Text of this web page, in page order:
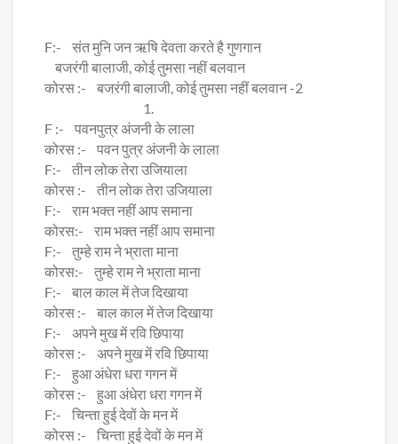
F:- संत मुनि जन ऋषि देवता करते है गुणगान
बजरंगी बालाजी, कोई तुमसा नहीं बलवान
कोरस :- बजरंगी बालाजी, कोई तुमसा नहीं बलवान -2
1.
F :- पवनपुत्र अंजनी के लाला
कोरस :- पवन पुत्र अंजनी के लाला
F:- तीन लोक तेरा उजियाला
कोरस :- तीन लोक तेरा उजियाला
F:- राम भक्त नहीं आप समाना
कोरस:- राम भक्त नहीं आप समाना
F:- तुम्हे राम ने भ्राता माना
कोरस:- तुम्हे राम ने भ्राता माना
F:- बाल काल में तेज दिखाया
कोरस :- बाल काल में तेज दिखाया
F:- अपने मुख में रवि छिपाया
कोरस :- अपने मुख में रवि छिपाया
F:- हुआ अंधेरा धरा गगन में
कोरस :- हुआ अंधेरा धरा गगन में
F:- चिन्ता हुई देवों के मन में
कोरस :- चिन्ता हुई देवों के मन में